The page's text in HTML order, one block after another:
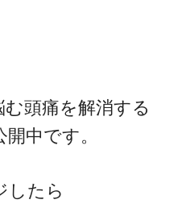
頭痛を解消する
中です。
したら